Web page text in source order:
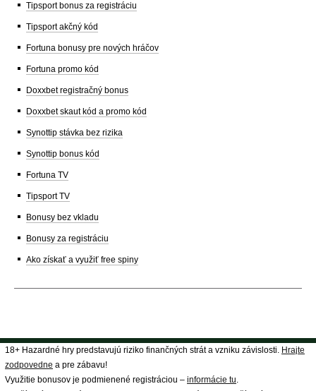
Tipsport bonus za registráciu
Tipsport akčný kód
Fortuna bonusy pre nových hráčov
Fortuna promo kód
Doxxbet registračný bonus
Doxxbet skaut kód a promo kód
Synottip stávka bez rizika
Synottip bonus kód
Fortuna TV
Tipsport TV
Bonusy bez vkladu
Bonusy za registráciu
Ako získať a využiť free spiny
18+ Hazardné hry predstavujú riziko finančných strát a vzniku závislosti. Hrajte
zodpovedne a pre zábavu!
Využitie bonusov je podmienené registráciou – informácie tu.